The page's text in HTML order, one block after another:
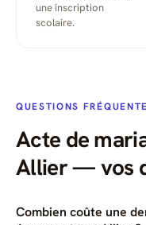
une inscription
scolaire.
QUESTIONS
Acte de
Allier — vos
Combien coûte une